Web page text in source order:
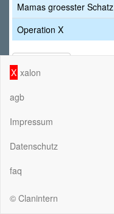
Mamas groesster Schatz
Operation X
X xalon
agb
Impressum
Datenschutz
faq
© Clanintern